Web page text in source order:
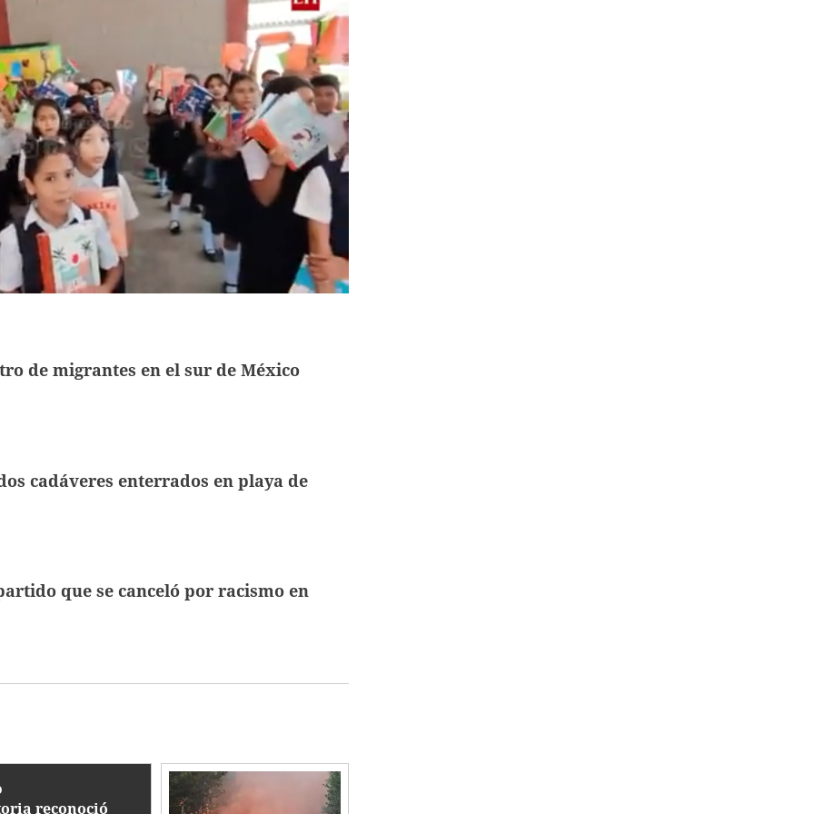
de migrantes en el sur de México
cadáveres enterrados en playa de
que se canceló por racismo en
reconoció